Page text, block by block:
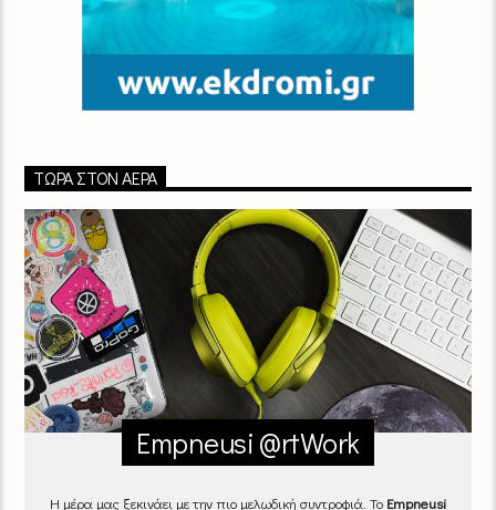
ΤΏΡΑ ΣΤΟΝ ΑΈΡΑ
Empneusi @rtWork
Η μέρα μας ξεκινάει με την πιο μελωδική συντροφιά. Το Empneusi